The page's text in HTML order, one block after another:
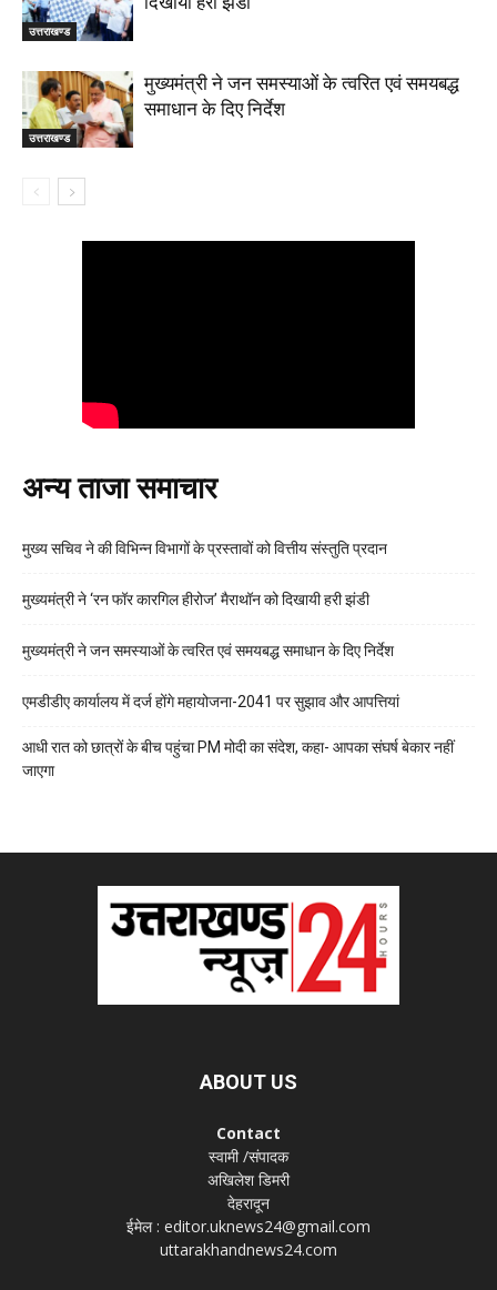
उत्तराखण्ड
उत्तराखण्ड
मुख्यमंत्री ने जन समस्याओं के त्वरित एवं समयबद्ध
समाधान के दिए निर्देश
अन्य ताजा समाचार
मुख्य सचिव ने की विभिन्न विभागों के प्रस्तावों को वित्तीय संस्तुति प्रदान
मुख्यमंत्री ने ‘रन फॉर कारगिल हीरोज’ मैराथॉन को दिखायी हरी झंडी
मुख्यमंत्री ने जन समस्याओं के त्वरित एवं समयबद्ध समाधान के दिए निर्देश
एमडीडीए कार्यालय में दर्ज होंगे महायोजना-2041 पर सुझाव और आपत्तियां
आधी रात को छात्रों के बीच पहुंचा PM मोदी का संदेश, कहा- आपका संघर्ष बेकार नहीं
जाएगा
ABOUT US
Contact
स्वामी /संपादक
अखिलेश डिमरी
देहरादून
ईमेल : editor.uknews24@gmail.com
uttarakhandnews24.com